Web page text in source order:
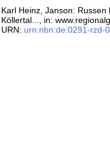
Karl Heinz, Janson:
Köllertal..., in:
URN: urn:nbn:de:0291-rzd-